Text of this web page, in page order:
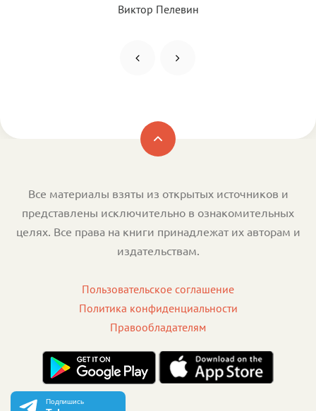
Виктор Пелевин
Все материалы взяты из открытых источников и
представлены исключительно в ознакомительных
целях. Все права на книги принадлежат их авторам и
издательствам.
Пользовательское соглашение
Политика конфиденциальности
Правообладателям
Подпишись